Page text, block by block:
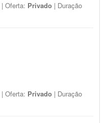
| Oferta: Privado | Duração
| Oferta: Privado | Duração